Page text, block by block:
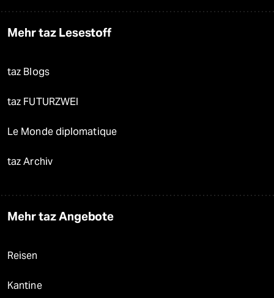
Mehr taz Lesestoff
taz Blogs
taz FUTURZWEI
Le Monde diplomatique
taz Archiv
Mehr taz Angebote
Reisen
Kantine